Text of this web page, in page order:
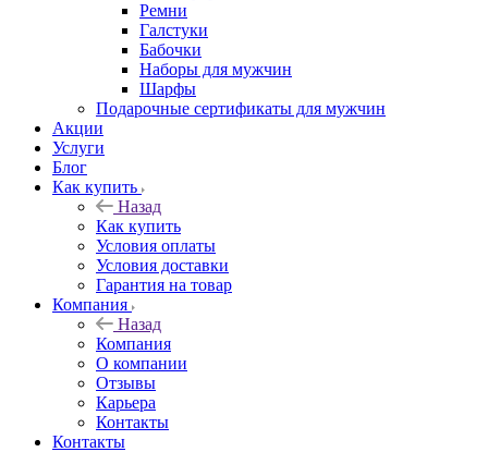
Ремни
Галстуки
Бабочки
Наборы для мужчин
Шарфы
Подарочные сертификаты для мужчин
Акции
Услуги
Блог
Как купить
Назад
Как купить
Условия оплаты
Условия доставки
Гарантия на товар
Компания
Назад
Компания
О компании
Отзывы
Карьера
Контакты
Контакты